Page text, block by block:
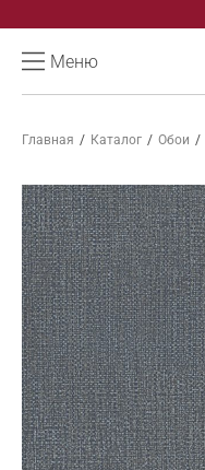
Меню
Главная / Каталог / Обои /